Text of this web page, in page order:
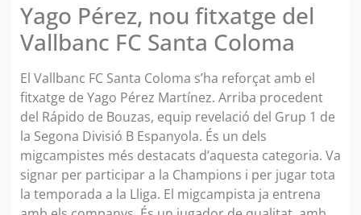
Yago Pérez, nou fitxatge del
Vallbanc FC Santa Coloma
El Vallbanc FC Santa Coloma s’ha reforçat amb el
fitxatge de Yago Pérez Martínez. Arriba procedent
del Rápido de Bouzas, equip revelació del Grup 1 de
la Segona Divisió B Espanyola. És un dels
migcampistes més destacats d’aquesta categoria. Va
signar per participar a la Champions i per jugar tota
la temporada a la Lliga. El migcampista ja entrena